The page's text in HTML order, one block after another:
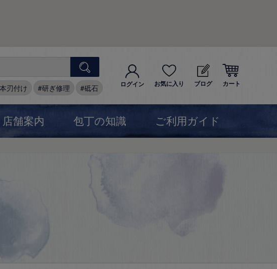
本刃付け 研ぎ修理 砥石 ログイン お気に入り ブログ カート
店舗案内 包丁の知識 ご利用ガイド